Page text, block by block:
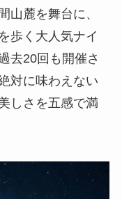
山麓を舞台に、
歩く大人気ナイ
去20回も開催さ
対に味わえない
しさを五感で満